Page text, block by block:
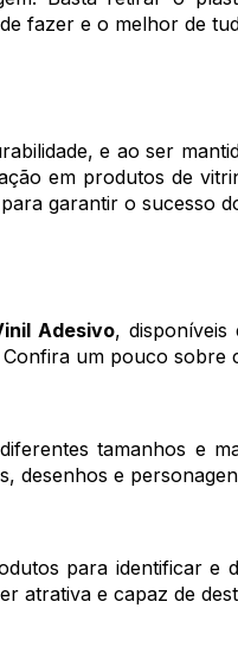
fazer e o melhor de
e ao ser
em produtos de
garantir o sucesso
Adesivo,
um pouco sobre
tamanhos e
desenhos e
para identificar e
atrativa e capaz de